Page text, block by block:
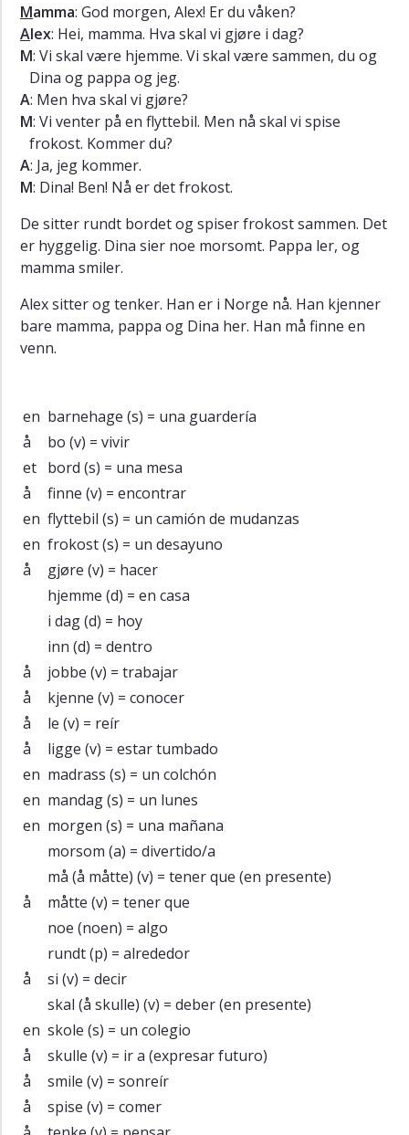
Mamma: God morgen, Alex! Er du våken?
Alex: Hei, mamma. Hva skal vi gjøre i dag?
M: Vi skal være hjemme. Vi skal være sammen, du og
Dina og pappa og jeg.
A: Men hva skal vi gjøre?
M: Vi venter på en flyttebil. Men nå skal vi spise
frokost. Kommer du?
A: Ja, jeg kommer.
M: Dina! Ben! Nå er det frokost.
De sitter rundt bordet og spiser frokost sammen. Det
er hyggelig. Dina sier noe morsomt. Pappa ler, og
mamma smiler.
Alex sitter og tenker. Han er i Norge nå. Han kjenner
bare mamma, pappa og Dina her. Han må finne en
venn.
en barnehage (s) = una guardería
å
bo (v) = vivir
et bord (s) = una mesa
å
finne (v) = encontrar
en flyttebil (s) = un camión de mudanzas
en frokost(s) = un desayuno
å
gjøre (v) = hacer
hjemme (d) = en casa
i dag(d) = hoy
inn (d) = dentro
å
jobbe (v) = trabajar
å
kjenne (v) = conocer
å
le (v) = reír
å
ligge (v) = estar tumbado
en madrass (s) = un colchón
en mandag(s) = un lunes
en morgen (s) = una mañana
morsom (a) = divertido/a
må (å måtte) (v) = tener que (en presente)
å
måtte (v) = tener que
noe (noen) = algo
rundt(p) = alrededor
å
si (v) = decir
skal (å skulle) (v) = deber (en presente)
en skole (s) = un colegio
å
skulle (v) = ir a (expresar futuro)
å
smile (v) = sonreír
å
spise (v) = comer